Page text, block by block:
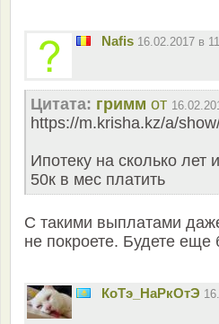
Nafis 16.02.2017 в
Цитата: гримм от
https://m.krisha.kz/a/
Ипотеку на сколько лет
50к в мес платить
С такими выплатами
не покроете. Будете
КоТэ_НаРкОтЭ